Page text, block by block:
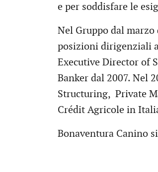
e per soddisfare le
Nel Gruppo dal
posizioni dirigenziali
Executive Director of
Banker dal 2007. Nel
Structuring, Private
Crédit Agricole in
Bonaventura Canino